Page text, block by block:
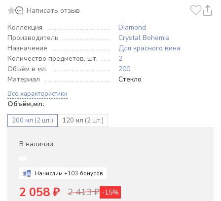
Написать отзыв
Коллекция
Diamond
Производитель
Crystal Bohemia
Назначение
Для красного вина
Количество предметов, шт.
2
Объём в мл.
200
Материал
Стекло
Все характеристики
Объём,мл:
200 мл (2 шт.) 120 мл (2 шт.)
В наличии
Начислим +103 бонусов
2 058₽ 2 413₽ -15%